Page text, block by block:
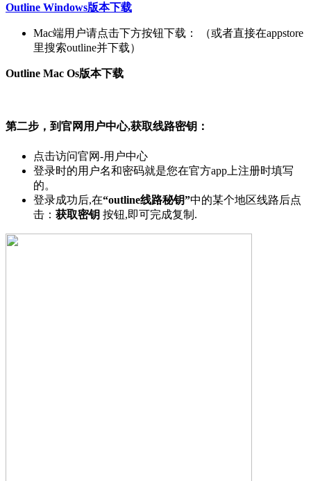
Outline Windows版本下载
Mac端用户请点击下方按钮下载： （或者直接在appstore
里搜索outline并下载）
Outline Mac Os版本下载
第二步，到官网用户中心,获取线路密钥：
点击访问官网-用户中心
登录时的用户名和密码就是您在官方app上注册时填写
的。
登录成功后,在“outline线路秘钥”中的某个地区线路后点
击： 获取密钥 按钮,即可完成复制.